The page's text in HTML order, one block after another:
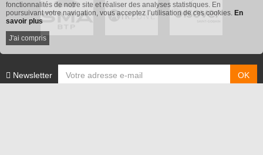
Newsletter
fonctionnalités de notre site et réaliser des analyses statistiques. En
poursuivant votre navigation, vous acceptez l’utilisation de ces cookies. En
savoir plus
J'ai compris